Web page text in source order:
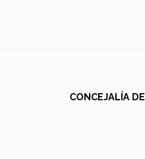
CONCEJALÍA